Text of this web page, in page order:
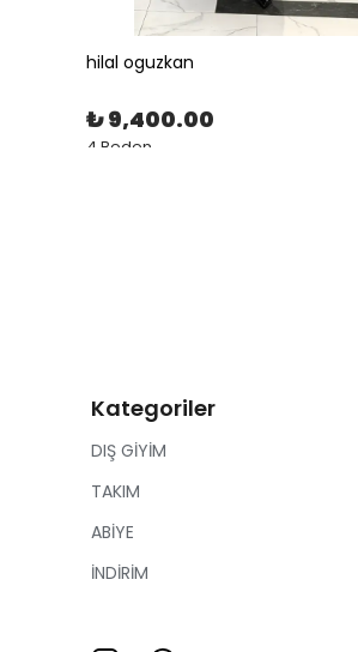
hilal oguzkan
₺ 9,400.00
4 Beden
Kategoriler
DIŞ GİYİM
TAKIM
ABİYE
İNDİRİM